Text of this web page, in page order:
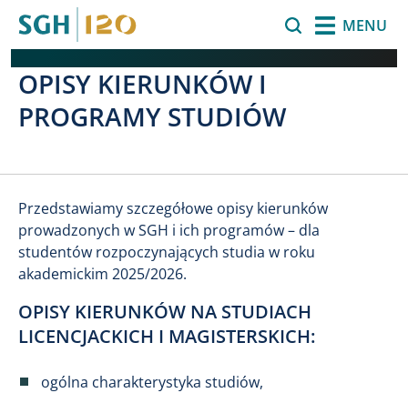
MENU
OPISY KIERUNKÓW I
PROGRAMY STUDIÓW
Przedstawiamy szczegółowe opisy kierunków
prowadzonych w SGH i ich programów – dla
studentów rozpoczynających studia w roku
akademickim 2025/2026.
OPISY KIERUNKÓW NA STUDIACH
LICENCJACKICH I MAGISTERSKICH:
ogólna charakterystyka studiów,